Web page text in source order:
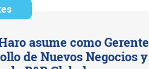
asume como Gerente
de Nuevos Negocios y